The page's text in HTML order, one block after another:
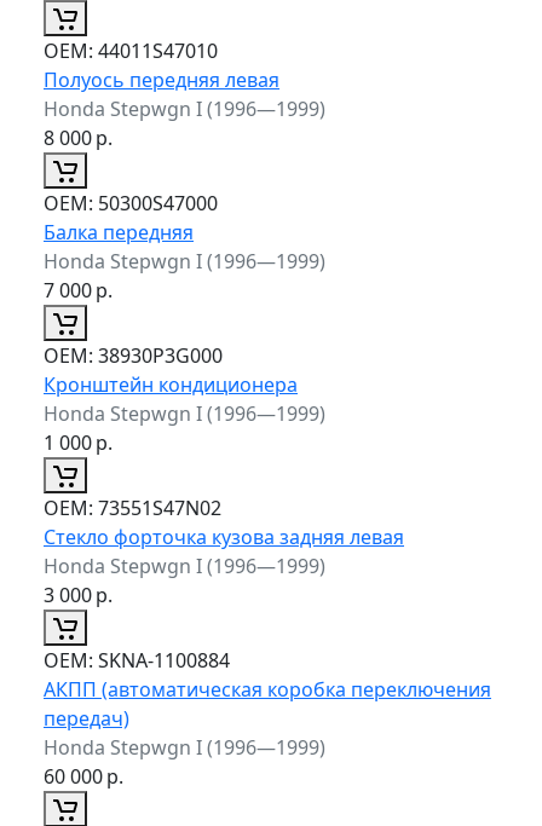
ОЕМ: 44011S47010
Полуось передняя левая
Honda Stepwgn I (1996—1999)
8 000р.
ОЕМ: 50300S47000
Балка передняя
Honda Stepwgn I (1996—1999)
7 000р.
ОЕМ: 38930P3G000
Кронштейн кондиционера
Honda Stepwgn I (1996—1999)
1 000р.
ОЕМ: 73551S47N02
Стекло форточка кузова задняя левая
Honda Stepwgn I (1996—1999)
3 000р.
ОЕМ: SKNA-1100884
АКПП (автоматическая коробка переключения
передач)
Honda Stepwgn I (1996—1999)
60 000р.